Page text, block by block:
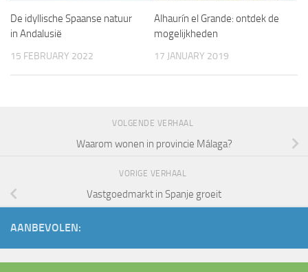
De idyllische Spaanse natuur
in Andalusië
15 FEBRUARY 2022
Alhaurín el Grande: ontdek de
mogelijkheden
17 JANUARY 2019
VOLGENDE VERHAAL
Waarom wonen in provincie Málaga?
VORIGE VERHAAL
Vastgoedmarkt in Spanje groeit
AANBEVOLEN: